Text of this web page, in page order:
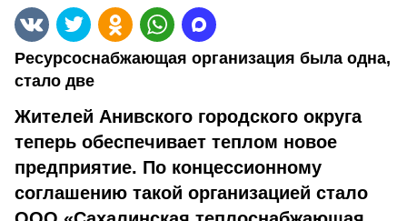
Ресурсоснабжающая организация была одна,
стало две
Жителей Анивского городского округа
теперь обеспечивает теплом новое
предприятие. По концессионному
соглашению такой организацией стало